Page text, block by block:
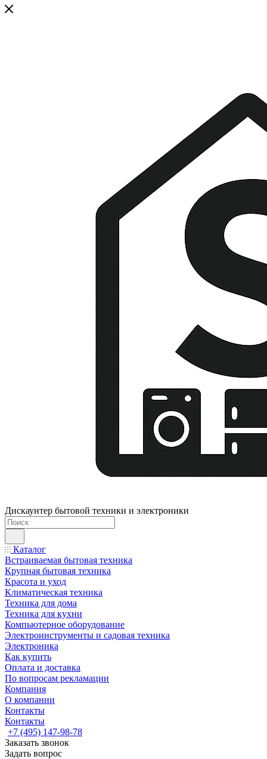
Дискаунтер бытовой техники и электроники
Каталог
Встраиваемая бытовая техника
Крупная бытовая техника
Красота и уход
Климатическая техника
Техника для дома
Техника для кухни
Компьютерное оборудование
Электроинструменты и садовая техника
Электроника
Как купить
Оплата и доставка
По вопросам рекламации
Компания
О компании
Контакты
Контакты
+7 (495) 147-98-78
Заказать звонок
Задать вопрос